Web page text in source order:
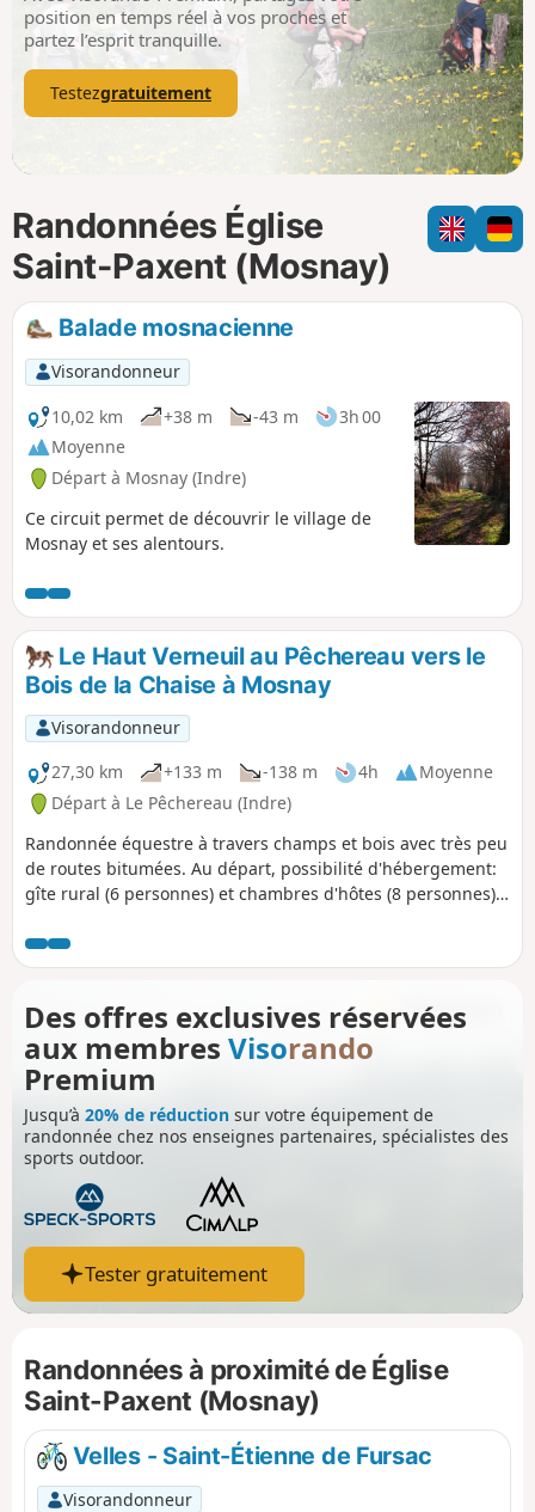
p
position en temps réel à vos proches et
partez l’esprit tranquille.
Testezgratuitement
Randonnées Église
Saint-Paxent (Mosnay)
Balade mosnacienne
Visorandonneur
10,02 km
+38 m -43 m
3h 00
Moyenne
Départ à Mosnay (Indre)
Ce circuit permet de découvrir le village de
Mosnay et ses alentours.
Le Haut Verneuil au Pêchereau vers le
Bois de la Chaise à Mosnay
Visorandonneur
27,30 km
+133 m -138 m 4h
Moyenne
Départ à Le Pêchereau (Indre)
Randonnée équestre à travers champs et bois avec très peu
de routes bitumées. Au départ, possibilité d'hébergement:
gîte rural (6 personnes) et chambres d'hôtes (8 personnes).
Des offres exclusives réservées
aux membres Visorando
Premium
Jusqu’à 20% de réduction sur votre équipement de
randonnée chez nos enseignes partenaires, spécialistes des
sports outdoor.
Tester gratuitement
Randonnées à proximité de Église
Saint-Paxent (Mosnay)
Velles - Saint-Étienne de Fursac
Visorandonneur